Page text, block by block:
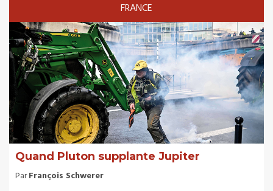
FRANCE
Quand Pluton supplante Jupiter
ParFrançois Schwerer